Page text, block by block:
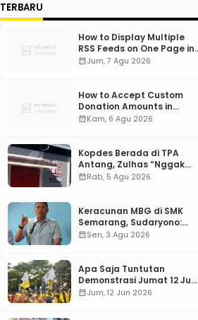
TERBARU
How to Display Multiple
RSS Feeds on One Page in
WordPress
calendar_monthJum, 7 Agu 2026
How to Accept Custom
Donation Amounts in
WordPress with Stripe
calendar_monthKam, 6 Agu 2026
Kopdes Berada di TPA
Antang, Zulhas “Nggak
ada Lahan!”
calendar_monthRab, 5 Agu 2026
Keracunan MBG di SMK
Semarang, Sudaryono:
“SPPG Harus Bertanggung
calendar_monthSen, 3 Agu 2026
Apa Saja Tuntutan
Demonstrasi Jumat 12 Juni
2026?
calendar_monthJum, 12 Jun 2026